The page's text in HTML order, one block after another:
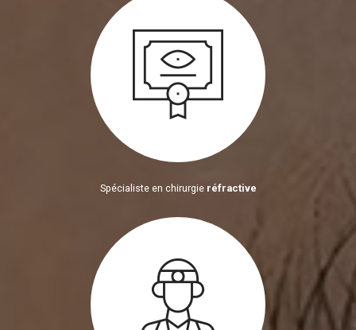
Spécialiste en chirurgie réfractive